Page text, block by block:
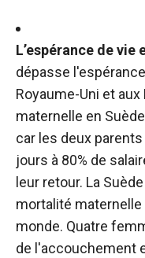
L’espérance de vie
dépasse
Royaume-Uni et
maternelle en
car les deux
jours à 80% de
leur retour. La
mortalité
monde. Quatre
de l'accouchement